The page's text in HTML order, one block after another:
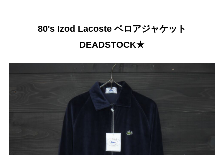
80's Izod Lacoste ベロアジャケット
DEADSTOCK★